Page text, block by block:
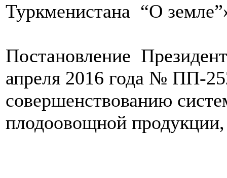
Туркменистана “О
Постановление
апреля 2016 года № ПП-
совершенствованию
плодоовощной продукции,